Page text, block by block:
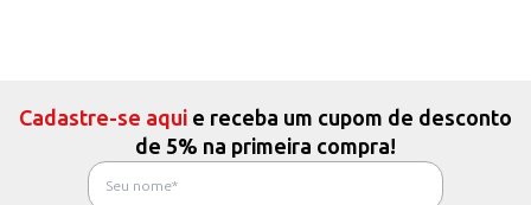
Cadastre-se aqui e receba um cupom de desconto
de 5% na primeira compra!